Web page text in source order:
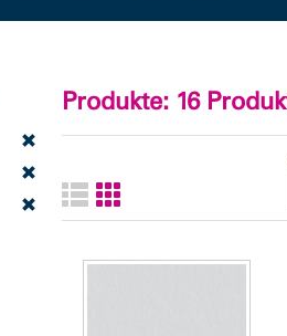
Produkte: 16